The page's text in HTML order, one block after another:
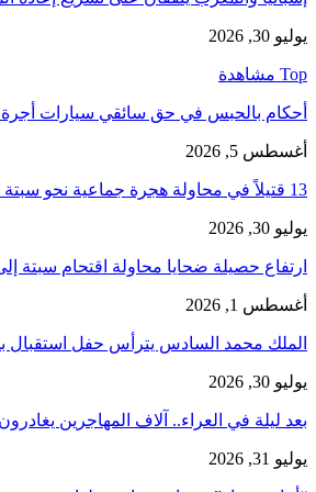
يوليو 30, 2026
Top مشاهدة
أحكام بالحبس في حق سائقي سيارات
أغسطس 5, 2026
13 قتيلاً في محاولة هجرة جماعية نحو سبتة المحتلة
يوليو 30, 2026
ارتفاع حصيلة ضحايا محاولة اقتحام سبتة إلى 20 جثة بمصلحة
أغسطس 1, 2026
الملك محمد السادس يترأس حفل استقبال
يوليو 30, 2026
بعد ليلة في العراء.. آلاف المهاجرين
يوليو 31, 2026